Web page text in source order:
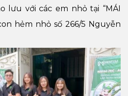
lưu với các em nhỏ tại “MÁI
hẻm nhỏ số 266/5 Nguyễn